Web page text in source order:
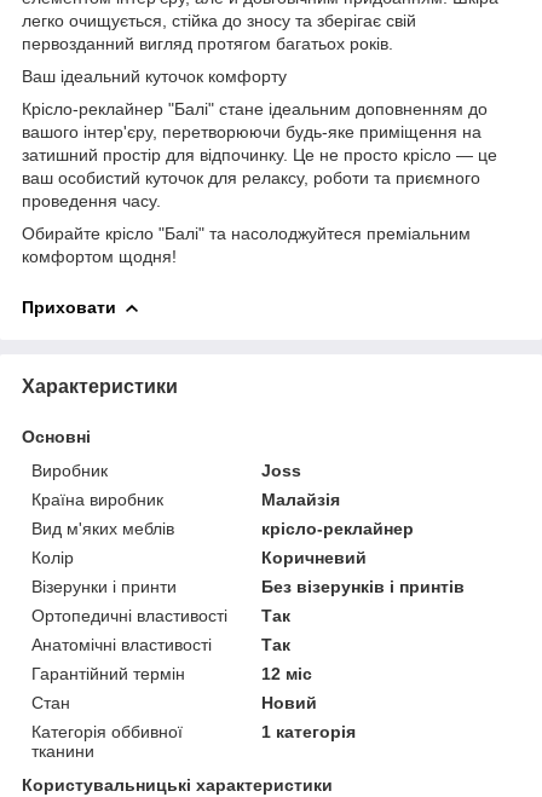
легко очищується, стійка до зносу та зберігає свій
первозданний вигляд протягом багатьох років.
Ваш ідеальний куточок комфорту
Крісло-реклайнер "Балі" стане ідеальним доповненням до
вашого інтер'єру, перетворюючи будь-яке приміщення на
затишний простір для відпочинку. Це не просто крісло — це
ваш особистий куточок для релаксу, роботи та приємного
проведення часу.
Обирайте крісло "Балі" та насолоджуйтеся преміальним
комфортом щодня!
Приховати
Характеристики
Основні
Виробник
Joss
Країна виробник
Малайзія
Вид м'яких меблів
крісло-реклайнер
Колір
Коричневий
Візерунки і принти
Без візерунків і принтів
Ортопедичні властивості
Так
Анатомічні властивості
Так
Гарантійний термін
12 міс
Стан
Новий
Категорія оббивної
тканини
1 категорія
Користувальницькі характеристики